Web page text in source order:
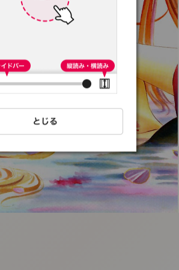
:692.15.691.57:t-
vnqp.lunrzsdszk.vn.oi